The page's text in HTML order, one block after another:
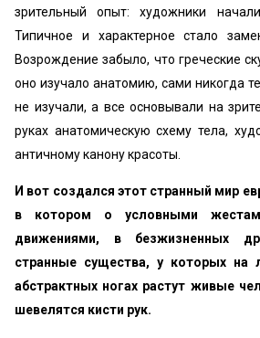
зрительный опыт: художники
Типичное и характерное стало
Возрождение забыло, что греческие
оно изучало анатомию, сами никогда
не изучали, а все основывали на
руках анатомическую схему тела,
античному канону красоты.
И вот создался этот странный мир
в котором о условными
движениями, в безжизненных
странные существа, у которых на
абстрактных ногах растут живые
шевелятся кисти рук.